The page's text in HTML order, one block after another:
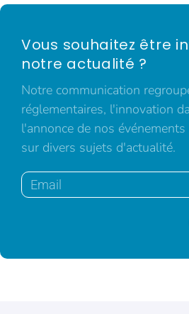
Vous souhaitez être
notre actualité ?
Notre communication
réglementaires, l'innovation
l'annonce de nos
sur divers sujets d'actualité.